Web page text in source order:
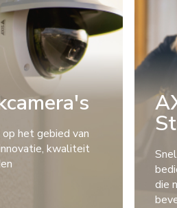
het gebied van
kwaliteit
die